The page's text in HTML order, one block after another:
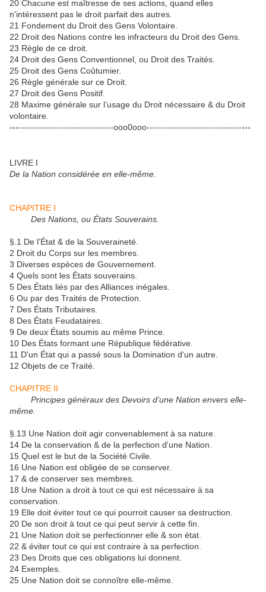
20 Chacune est maîtresse de ses actions, quand elles
n'intéressent pas le droit parfait des autres.
21 Fondement du Droit des Gens Volontaire.
22 Droit des Nations contre les infracteurs du Droit des Gens.
23 Règle de ce droit.
24 Droit des Gens Conventionnel, ou Droit des Traités.
25 Droit des Gens Coûtumier.
26 Règle générale sur ce Droit.
27 Droit des Gens Positif.
28 Maxime générale sur l’usage du Droit nécessaire & du Droit
volontaire.
°°°--------------------------------ooo0ooo--------------------------------°°°
LIVRE I
De la Nation considérée en elle-même.
CHAPITRE I
Des Nations, ou États Souverains.
§.1 De l’État & de la Souveraineté.
2 Droit du Corps sur les membres.
3 Diverses espèces de Gouvernement.
4 Quels sont les États souverains.
5 Des États liés par des Alliances inégales.
6 Ou par des Traités de Protection.
7 Des États Tributaires.
8 Des États Feudataires.
9 De deux États soumis au même Prince.
10 Des États formant une République fédérative.
11 D'un État qui a passé sous la Domination d'un autre.
12 Objets de ce Traité.
CHAPITRE II
Principes généraux des Devoirs d'une Nation envers elle-
même.
§.13 Une Nation doit agir convenablement à sa nature.
14 De la conservation & de la perfection d'une Nation.
15 Quel est le but de la Société Civile.
16 Une Nation est obligée de se conserver.
17 & de conserver ses membres.
18 Une Nation a droit à tout ce qui est nécessaire à sa
conservation.
19 Elle doit éviter tout ce qui pourroit causer sa destruction.
20 De son droit à tout ce qui peut servir à cette fin.
21 Une Nation doit se perfectionner elle & son état.
22 & éviter tout ce qui est contraire à sa perfection.
23 Des Droits que ces obligations lui donnent.
24 Exemples.
25 Une Nation doit se connoître elle-même.